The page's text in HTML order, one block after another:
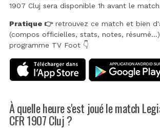
1907 Cluj sera disponible 1h avant le
Pratique 👉retrouvez ce match et bien
(compos officielles, stats, notes,
programme TV Foot 👇
À quelle heure s'est joué le match
CFR 1907 Cluj ?